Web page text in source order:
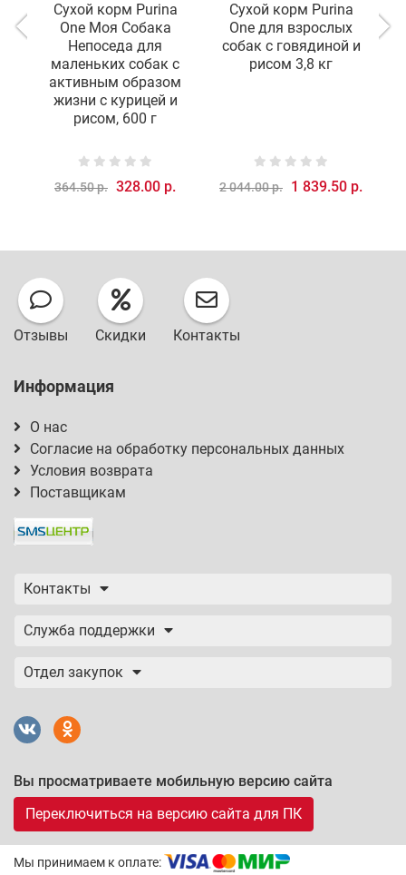
Сухой корм Purina
One Моя Собака
Непоседа для
маленьких собак c
активным образом
жизни с курицей и
рисом, 600 г
364.50 р. 328.00 р.
Сухой корм Purina
One для взрослых
собак с говядиной и
рисом 3,8 кг
2 044.00 р. 1 839.50 р.
Отзывы Скидки Контакты
Информация
О нас
Согласие на обработку персональных данных
Условия возврата
Поставщикам
Контакты
Служба поддержки
Отдел закупок
Вы просматриваете мобильную версию сайта
Переключиться на версию сайта для ПК
Мы принимаем к оплате: